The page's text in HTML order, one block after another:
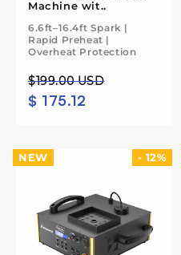
Machine wit..
6.6ft–16.4ft Spark |
Rapid Preheat |
Overheat Protection
Preço
normal
$199.00 USD
Preço
de
$ 175.12
NEW - 12%